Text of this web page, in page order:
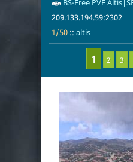
BS-Free PVE
209.133.194.59:2302
1/50 :: altis
2 3